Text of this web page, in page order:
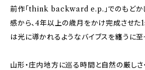
前作「think backward e.p.」でのもどか
感から、4年以上の歳月をかけ完成させた
は光に導かれるようなバイブスを纏うに至
山形・庄内地方に巡る時間と自然の厳しさ